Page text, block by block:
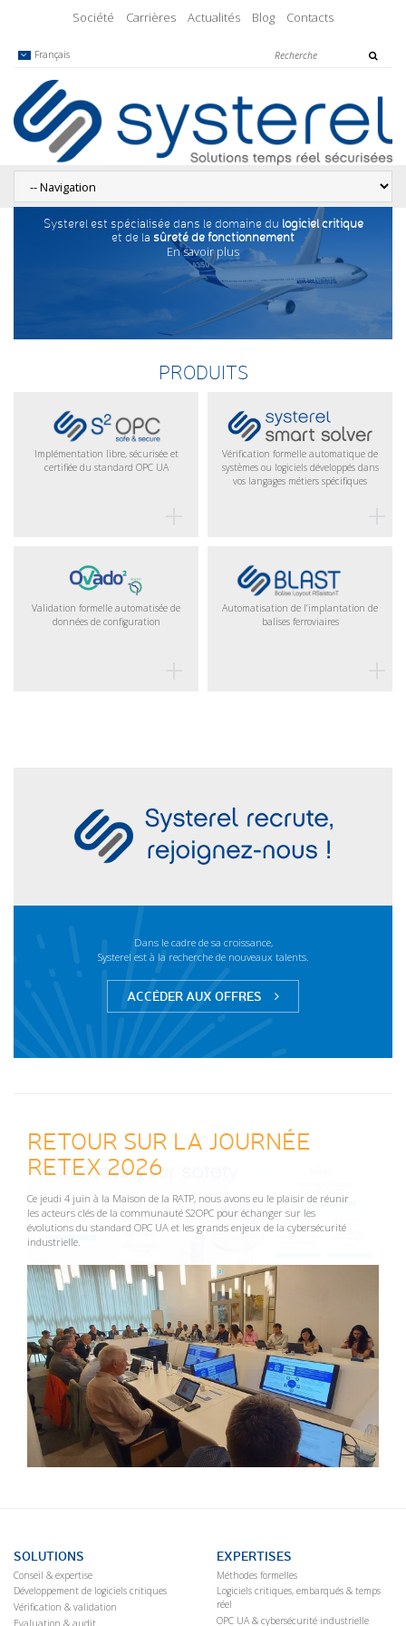
Société Carrières Actualités Blog Contacts
Français
Systerel est spécialisée dans le domaine du logiciel critique
et de la sûreté de fonctionnement
En savoir plus
PRODUITS
Implémentation libre, sécurisée et
certifiée du standard OPC UA
Vérification formelle automatique de
systèmes ou logiciels développés dans
vos langages métiers spécifiques
Validation formelle automatisée de
données de configuration
Automatisation de l’implantation de
balises ferroviaires
Dans le cadre de sa croissance,
Systerel est à la recherche de nouveaux talents.
ACCÉDER AUX OFFRES
RETOUR SUR LA JOURNÉE
RETEX 2026
Ce jeudi 4 juin à la Maison de la RATP, nous avons eu le plaisir de réunir
les acteurs clés de la communauté S2OPC pour échanger sur les
évolutions du standard OPC UA et les grands enjeux de la cybersécurité
industrielle.
SOLUTIONS
Conseil & expertise
Développement de logiciels critiques
Vérification & validation
Evaluation & audit
EXPERTISES
Méthodes formelles
Logiciels critiques, embarqués & temps
réel
OPC UA & cybersécurité industrielle